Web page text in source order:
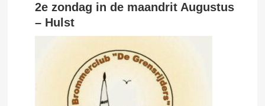
2e zondag in de maandrit Augustus
– Hulst